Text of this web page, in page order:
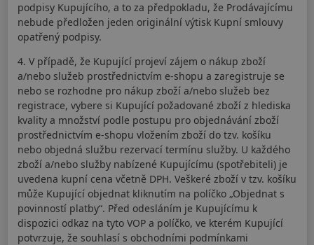
podpisy Kupujícího, a to za předpokladu, že Prodávajícímu
nebude předložen jeden originální výtisk Kupní smlouvy
opatřený podpisy.
4. V případě, že Kupující projeví zájem o nákup zboží
a/nebo služeb prostřednictvím e-shopu a zaregistruje se
nebo se rozhodne pro nákup zboží a/nebo služeb bez
registrace, vybere si Kupující požadované zboží z hlediska
kvality a množství podle postupu pro objednávání zboží
prostřednictvím e-shopu vložením zboží do tzv. košíku
nebo objedná službu rezervací termínu služby. U každého
zboží a/nebo služby nabízené Kupujícímu (spotřebiteli) je
uvedena kupní cena včetně DPH. Veškeré zboží v tzv. košíku
může Kupující objednat kliknutím na políčko „Objednat s
povinností platby“. Před odesláním je Kupujícímu k
dispozici odkaz na tyto VOP a políčko, ve kterém Kupující
potvrzuje, že souhlasí s obchodními podmínkami